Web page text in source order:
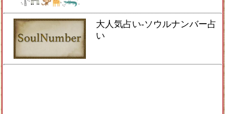
大人気占い-ソウルナンバー占
い